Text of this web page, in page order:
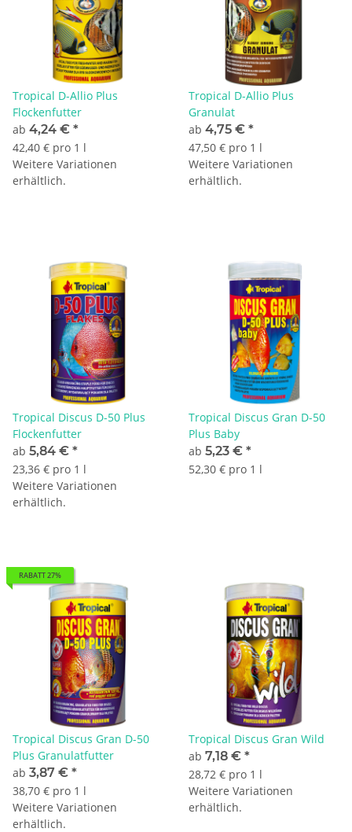
Tropical D-Allio Plus
Flockenfutter
ab 4,24 € *
42,40 € pro 1 l
Weitere Variationen
erhältlich.
Tropical D-Allio Plus
Granulat
ab 4,75 € *
47,50 € pro 1 l
Weitere Variationen
erhältlich.
Tropical Discus D-50 Plus
Flockenfutter
ab 5,84 € *
23,36 € pro 1 l
Weitere Variationen
erhältlich.
Tropical Discus Gran D-50
Plus Baby
ab 5,23 € *
52,30 € pro 1 l
RABATT 27%
Tropical Discus Gran D-50
Plus Granulatfutter
ab 3,87 € *
38,70 € pro 1 l
Weitere Variationen
erhältlich.
Tropical Discus Gran Wild
ab 7,18 € *
28,72 € pro 1 l
Weitere Variationen
erhältlich.